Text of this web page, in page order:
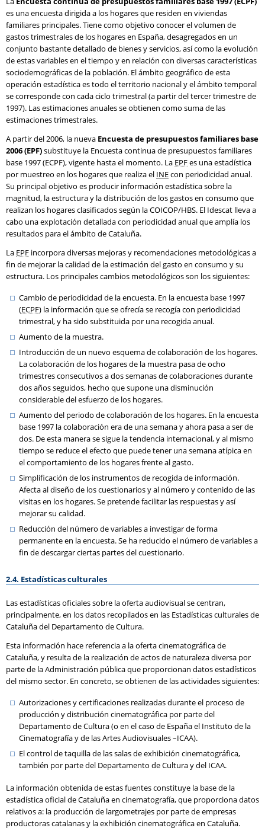
es una encuesta dirigida a los hogares que residen en viviendas
familiares principales. Tiene como objetivo conocer el volumen de
gastos trimestrales de los hogares en España, desagregados en un
conjunto bastante detallado de bienes y servicios, así como la evolución
de estas variables en el tiempo y en relación con diversas características
sociodemográficas de la población. El ámbito geográfico de esta
operación estadística es todo el territorio nacional y el ámbito temporal
se corresponde con cada ciclo trimestral (a partir del tercer trimestre de
1997). Las estimaciones anuales se obtienen como suma de las
estimaciones trimestrales.
A partir del 2006, la nueva Encuesta de presupuestos familiares base
2006 (EPF)substituye la Encuesta continua de presupuestos familiares
base 1997 (ECPF), vigente hasta el momento. La EPFes una estadística
por muestreo en los hogares que realiza el INEcon periodicidad anual.
Su principal objetivo es producir información estadística sobre la
magnitud, la estructura y la distribución de los gastos en consumo que
realizan los hogares clasificados según la COICOP/HBS. El Idescat lleva a
cabo una explotación detallada con periodicidad anual que amplía los
resultados para el ámbito de Cataluña.
La EPF incorpora diversas mejoras y recomendaciones metodológicas a
fin de mejorar la calidad de la estimación del gasto en consumo y su
estructura. Los principales cambios metodológicos son los siguientes:
Cambio de periodicidad de la encuesta. En la encuesta base 1997
(ECPF) la información que se ofrecía se recogía con periodicidad
trimestral, y ha sido substituida por una recogida anual.
Aumento de la muestra.
Introducción de un nuevo esquema de colaboración de los hogares.
La colaboración de los hogares de la muestra pasa de ocho
trimestres consecutivos a dos semanas de colaboraciones durante
dos años seguidos, hecho que supone una disminución
considerable del esfuerzo de los hogares.
Aumento del periodo de colaboración de los hogares. En la encuesta
base 1997 la colaboración era de una semana y ahora pasa a ser de
dos. De esta manera se sigue la tendencia internacional, y al mismo
tiempo se reduce el efecto que puede tener una semana atípica en
el comportamiento de los hogares frente al gasto.
Simplificación de los instrumentos de recogida de información.
Afecta al diseño de los cuestionarios y al número y contenido de las
visitas en los hogares. Se pretende facilitar las respuestas y así
mejorar su calidad.
Reducción del número de variables a investigar de forma
permanente en la encuesta. Se ha reducido el número de variables a
fin de descargar ciertas partes del cuestionario.
2.4. Estadísticas culturales
Las estadísticas oficiales sobre la oferta audiovisual se centran,
principalmente, en los datos recopilados en las Estadísticas culturales de
Cataluña del Departamento de Cultura.
Esta información hace referencia a la oferta cinematográfica de
Cataluña, y resulta de la realización de actos de naturaleza diversa por
parte de la Administración pública que proporcionan datos estadísticos
del mismo sector. En concreto, se obtienen de las actividades siguientes:
Autorizaciones y certificaciones realizadas durante el proceso de
producción y distribución cinematográfica por parte del
Departamento de Cultura (o en el caso de España el Instituto de la
Cinematografía y de las Artes Audiovisuales –ICAA).
El control de taquilla de las salas de exhibición cinematográfica,
también por parte del Departamento de Cultura y del ICAA.
La información obtenida de estas fuentes constituye la base de la
estadística oficial de Cataluña en cinematografía, que proporciona datos
relativos a: la producción de largometrajes por parte de empresas
productoras catalanas y la exhibición cinematográfica en Cataluña.